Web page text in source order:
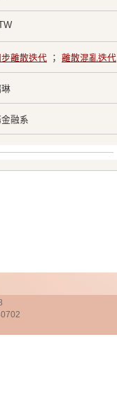
離散迭代 ； 離散混亂迭代
融系